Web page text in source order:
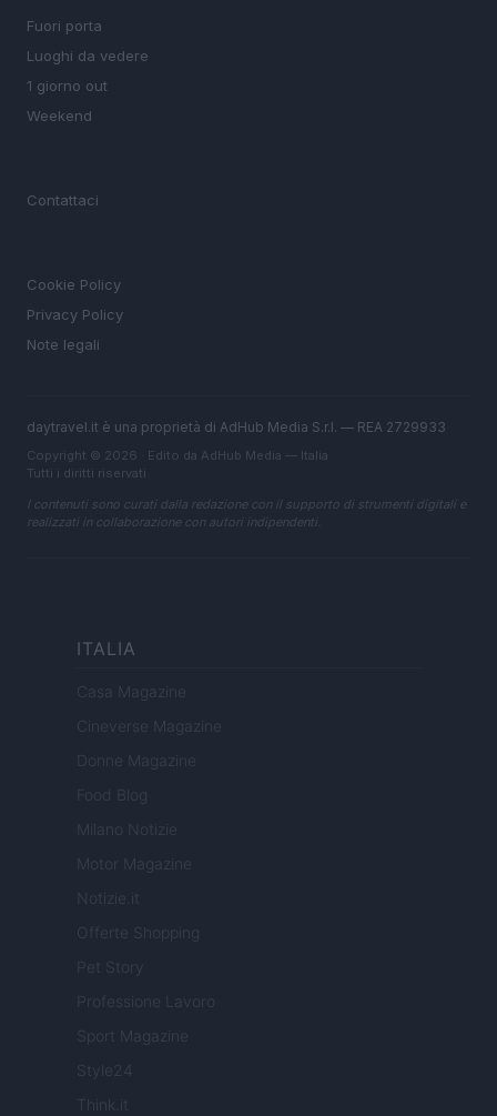
Fuori porta
Luoghi da vedere
1 giorno out
Weekend
Contattaci
Cookie Policy
Privacy Policy
Note legali
daytravel.it è una proprietà di AdHub Media S.r.l. — REA 2729933
Copyright © 2026 · Edito da AdHub Media — Italia
Tutti i diritti riservati
I contenuti sono curati dalla redazione con il supporto di strumenti digitali e
realizzati in collaborazione con autori indipendenti.
ITALIA
Casa Magazine
Cineverse Magazine
Donne Magazine
Food Blog
Milano Notizie
Motor Magazine
Notizie.it
Offerte Shopping
Pet Story
Professione Lavoro
Sport Magazine
Style24
Think.it